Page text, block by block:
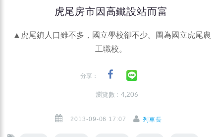
虎尾房市因高鐵設站而富
▲虎尾鎮人口雖不多，國立學校卻不少。圖為國立虎尾農
工職校。
分享：
瀏覽數 : 4,206
2013-09-06 17:07 列車長